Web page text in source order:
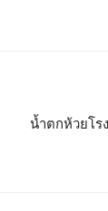
น้ำตกห้วยโ